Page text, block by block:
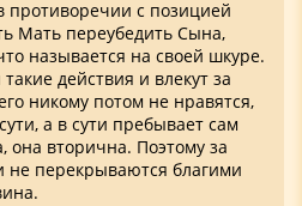
противоречии с позицией
Мать переубедить Сына,
называется на своей шкуре.
действия и влекут за
никому потом не нравятся,
а в сути пребывает сам
она вторична. Поэтому за
не перекрываются благими